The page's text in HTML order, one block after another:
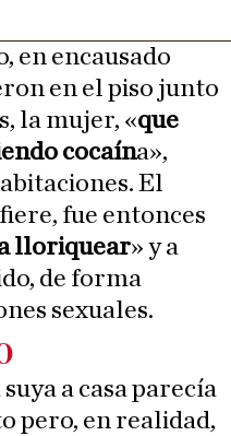
en encausado
en el piso junto
la mujer, «que
cocaína»,
El
fue entonces
lloriquear» y a
de forma
sexuales.
a casa parecía
pero, en realidad,